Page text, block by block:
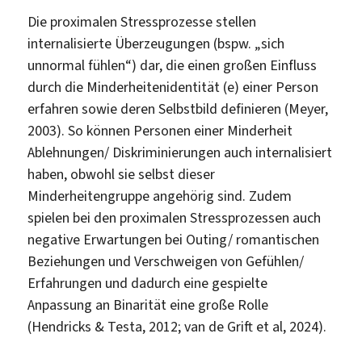
Die proximalen Stressprozesse stellen
internalisierte Überzeugungen (bspw. „sich
unnormal fühlen“) dar, die einen großen Einfluss
durch die Minderheitenidentität (e) einer Person
erfahren sowie deren Selbstbild definieren (Meyer,
2003). So können Personen einer Minderheit
Ablehnungen/ Diskriminierungen auch internalisiert
haben, obwohl sie selbst dieser
Minderheitengruppe angehörig sind. Zudem
spielen bei den proximalen Stressprozessen auch
negative Erwartungen bei Outing/ romantischen
Beziehungen und Verschweigen von Gefühlen/
Erfahrungen und dadurch eine gespielte
Anpassung an Binarität eine große Rolle
(Hendricks & Testa, 2012; van de Grift et al, 2024).